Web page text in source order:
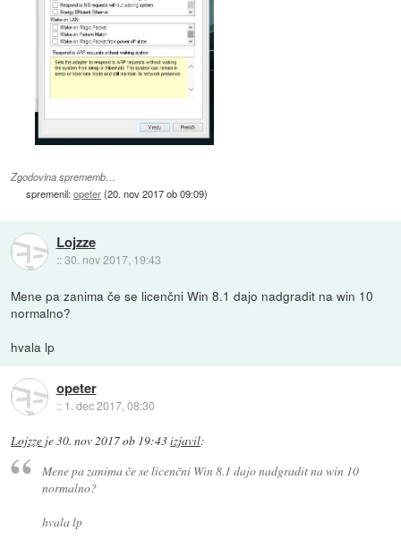
Zgodovina sprememb…
spremenil:opeter(20. nov 2017 ob 09:09)
Lojzze
::30. nov 2017, 19:43
Mene pa zanima če se licenčni Win 8.1 dajo nadgradit na win 10
normalno?
hvala lp
opeter
:: 1. dec 2017, 08:30
Lojzze je30. nov 2017 ob 19:43izjavil:
Mene pa zanima če se licenčni Win 8.1 dajo nadgradit na win 10
normalno?
hvala lp